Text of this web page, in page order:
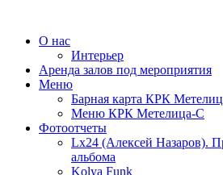
О нас
Интерьер
Аренда залов под мероприятия
Меню
Барная карта КРК
Меню КРК Метелица-С
Фотоотчеты
Lx24 (Алексей Назаров).
альбома
Kolya Funk